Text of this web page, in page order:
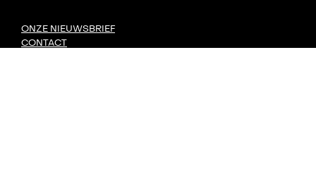
ONZE NIEUWSBRIEF
CONTACT